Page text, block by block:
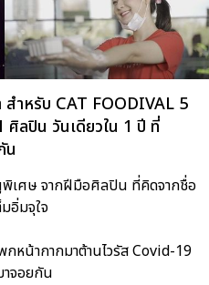
สำหรับ CAT FOODIVAL 5
ศิลปิน วันเดียวใน 1 ปี ที่
น
เศษ จากฝีมือศิลปิน ที่คิดจากชื่อ
อิ่มจุใจ
หน้ากากมาต้านไวรัส Covid-19
จอยกัน